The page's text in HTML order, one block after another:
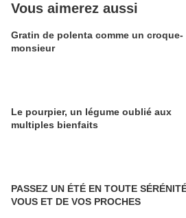
Vous aimerez aussi
Gratin de polenta comme un croque-
monsieur
Le pourpier, un légume oublié aux
multiples bienfaits
PASSEZ UN ÉTÉ EN TOUTE
VOUS ET DE VOS PROCHES